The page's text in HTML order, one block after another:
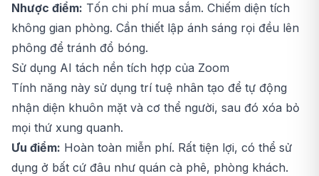
Nhược điểm: Tốn chi phí mua sắm. Chiếm diện tích
không gian phòng. Cần thiết lập ánh sáng rọi đều lên
phông để tránh đổ bóng.
Sử dụng AI tách nền tích hợp của Zoom
Tính năng này sử dụng trí tuệ nhân tạo để tự động
nhận diện khuôn mặt và cơ thể người, sau đó xóa bỏ
mọi thứ xung quanh.
Ưu điểm: Hoàn toàn miễn phí. Rất tiện lợi, có thể sử
dụng ở bất cứ đâu như quán cà phê, phòng khách.